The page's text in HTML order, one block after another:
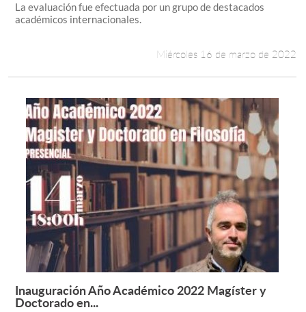
La evaluación fue efectuada por un grupo de destacados
académicos internacionales.
Miércoles 16 de marzo de 2022
Leer más +
Inauguración Año Académico 2022 Magíster y
Doctorado en...